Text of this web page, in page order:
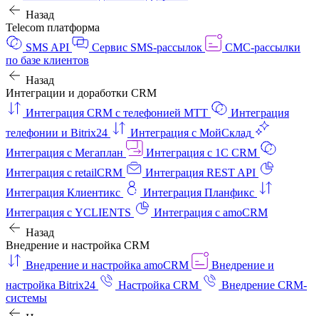
Назад
Telecom платформа
SMS API
Сервис SMS-рассылок
СМС-рассылки
по базе клиентов
Назад
Интеграции и доработки CRM
Интеграция CRM с телефонией МТТ
Интеграция
телефонии и Bitrix24
Интеграция с МойСклад
Интеграция с Мегаплан
Интеграция с 1C CRM
Интеграция с retailCRM
Интеграция REST API
Интеграция Клиентикс
Интеграция Планфикс
Интеграция с YCLIENTS
Интеграция с amoCRM
Назад
Внедрение и настройка CRM
Внедрение и настройка amoCRM
Внедрение и
настройка Bitrix24
Настройка CRM
Внедрение CRM-
системы